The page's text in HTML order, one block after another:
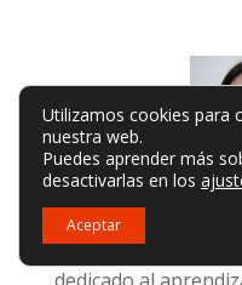
Polina Ivanova
Polina es la
Utilizamos cookies para
nuestra web.
Puedes aprender más
desactivarlas en los
Aceptar